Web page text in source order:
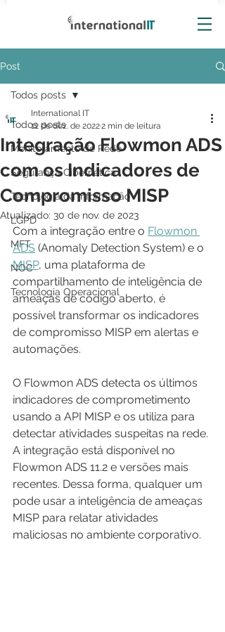
Post
Todos posts
Monitoramento de Rede
Segurança Cibernética
Tecnologia da Informação
LGPD
MFT
NOC
Tecnologia Operacional
Todos posts
Integração Flowmon ADS
com os Indicadores de
Compromisso MISP
International IT
12 de dez. de 20222 min de leitura
Atualizado: 30 de nov. de 2023
Com a integração entre o Flowmon
ADS (Anomaly Detection System) e o
MISP, uma plataforma de
compartilhamento de inteligência de
ameaças de código aberto, é
possível transformar os indicadores
de compromisso MISP em alertas e
automações.
O Flowmon ADS detecta os últimos
indicadores de comprometimento
usando a API MISP e os utiliza para
detectar atividades suspeitas na rede.
A integração está disponível no
Flowmon ADS 11.2 e versões mais
recentes. Dessa forma, qualquer um
pode usar a inteligência de ameaças
MISP para relatar atividades
maliciosas no ambiente corporativo.